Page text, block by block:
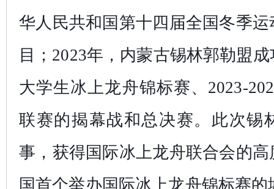
华人民共和国第十四届全国冬季
目；2023年，内蒙古锡林郭勒盟
大学生冰上龙舟锦标赛、2023-
联赛的揭幕战和总决赛。此次锡
事，获得国际冰上龙舟联合会的
国首个举办国际冰上龙舟锦标赛的